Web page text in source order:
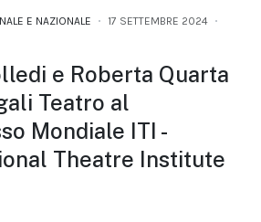
E NAZIONALE
17 SETTEMBRE 2024
e Roberta Quarta
Teatro al
Mondiale ITI -
Theatre Institute